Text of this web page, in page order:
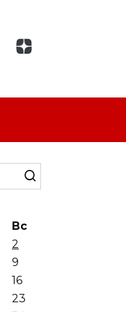
Вс
2
9
16
23